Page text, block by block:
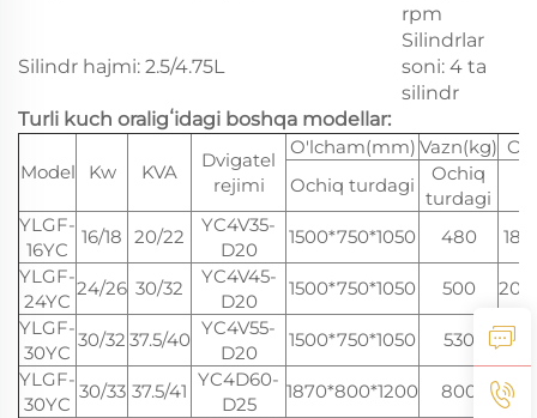
rpm
Silindr hajmi: 2.5/4.75L
Silindrlar
soni: 4 ta
silindr
Turli kuch oraligʻidagi boshqa modellar:
Model Kw KVA
Dvigatel
rejimi
O'lcham(mm) Vazn(kg)
Ochiq turdagi
Ochiq
turdagi
YLGF-
16YC
16/18 20/22
YC4V35-
D20
1500*750*1050 480
YLGF-
24YC
24/26 30/32
YC4V45-
D20
1500*750*1050 500
YLGF-
30YC
30/32 37.5/40
YC4V55-
D20
1500*750*1050 530
YLGF-
30YC
30/33 37.5/41
YC4D60-
D25
1870*800*1200 800